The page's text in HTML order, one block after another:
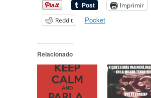
Imprimir
Reddit
Pocket
Relacionado